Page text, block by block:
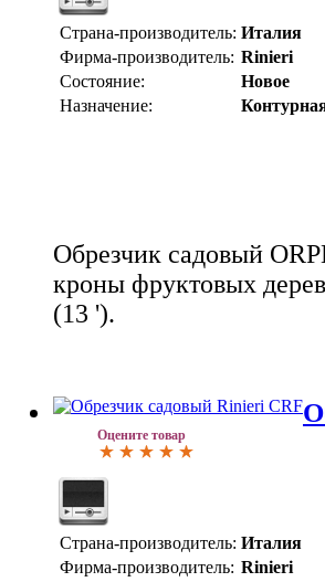
Страна-производитель: Италия
Фирма-производитель: Rinieri
Состояние:
Новое
Назначение:
Обрезчик садовый
кроны фруктовых
(13 ').
Оцените товар
Страна-производитель: Италия
Фирма-производитель: Rinieri